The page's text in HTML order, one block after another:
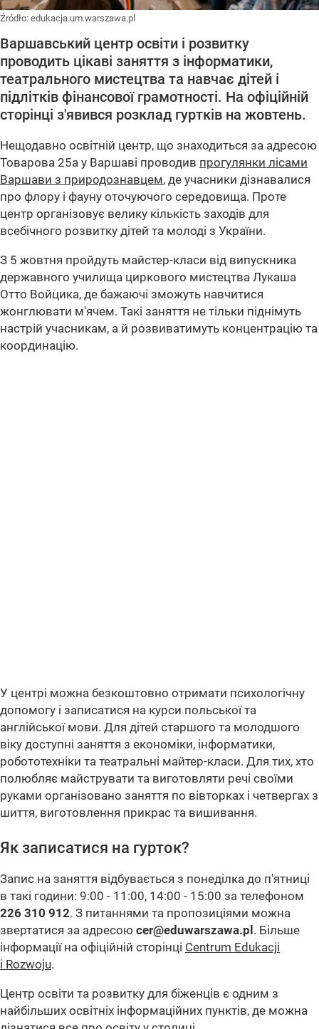
Źródło: edukacja.um.warszawa.pl
Варшавський центр освіти і розвитку
проводить цікаві заняття з інформатики,
театрального мистецтва та навчає дітей і
підлітків фінансової грамотності. На офіційній
сторінці з'явився розклад гуртків на жовтень.
Нещодавно освітній центр, що знаходиться за адресою
Товарова 25а у Варшаві проводив прогулянки лісами
Варшави з природознавцем, де учасники дізнавалися
про флору і фауну оточуючого середовища. Проте
центр організовує велику кількість заходів для
всебічного розвитку дітей та молоді з України.
З 5 жовтня пройдуть майстер-класи від випускника
державного училища циркового мистецтва Лукаша
Отто Войцика, де бажаючі зможуть навчитися
жонглювати м'ячем. Такі заняття не тільки піднімуть
настрій учасникам, а й розвиватимуть концентрацію та
координацію.
У центрі можна безкоштовно отримати психологічну
допомогу і записатися на курси польської та
англійської мови. Для дітей старшого та молодшого
віку доступні заняття з економіки, інформатики,
робототехніки та театральні майтер-класи. Для тих, хто
полюбляє майструвати та виготовляти речі своїми
руками організовано заняття по вівторках і четвергах з
шиття, виготовлення прикрас та вишивання.
Як записатися на гурток?
Запис на заняття відбувається з понеділка до п'ятниці
в такі години: 9:00 - 11:00, 14:00 - 15:00 за телефоном
226 310 912. З питаннями та пропозиціями можна
звертатися за адресою cer@eduwarszawa.pl . Більше
інформації на офіційній сторінці Centrum Edukacji
i Rozwoju.
Центр освіти та розвитку для біженців є одним з
найбільших освітніх інформаційних пунктів, де можна